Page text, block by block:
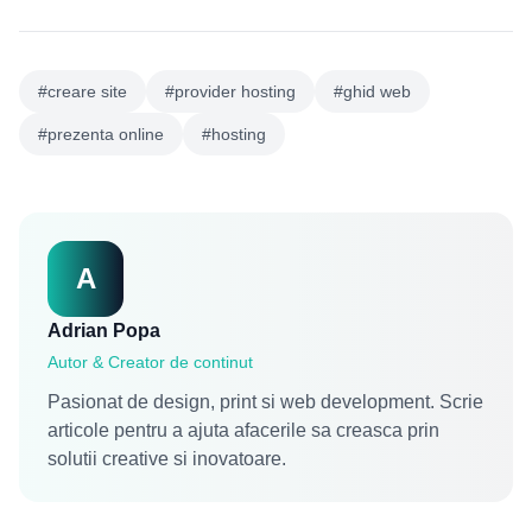
#creare site #provider hosting #ghid web
#prezenta online #hosting
A
Adrian Popa
Autor & Creator de continut
Pasionat de design, print si web development. Scrie
articole pentru a ajuta afacerile sa creasca prin
solutii creative si inovatoare.